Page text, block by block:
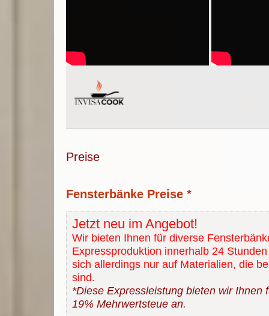
Preise
Fensterbänke Preise *
Jetzt neu im Angebot!
Wir bieten Ihnen für diverse
Expressproduktion innerhalb 24
sich allerdings nur auf Materialien, die
sind.
*Diese Expressleistung bieten wir Ihnen
19% Mehrwertsteue an.